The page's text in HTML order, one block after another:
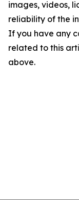
images, videos,
reliability of the
If you have any
related to this
above.